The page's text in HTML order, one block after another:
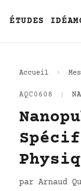
ÉTUDES
Accueil
AQC0608
par Arnaud